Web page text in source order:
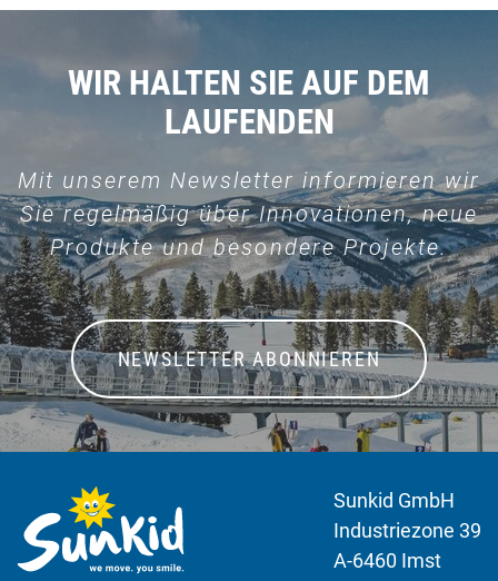
WIR HALTEN SIE AUF DEM
LAUFENDEN
Mit unserem Newsletter informieren wir
Sie regelmäßig über Innovationen, neue
Produkte und besondere Projekte.
NEWSLETTER ABONNIEREN
Sunkid GmbH
Industriezone 39
A-6460 Imst